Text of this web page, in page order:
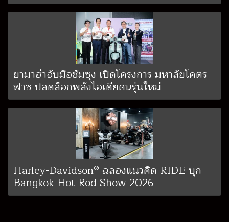
ยามาฮ่าจับมือซัมซุง เปิดโครงการ มหาลัยโคตร
ฟาซ ปลดล็อกพลังไอเดียคนรุ่นใหม่
Harley-Davidson® ฉลองแนวคิด RIDE บุก
Bangkok Hot Rod Show 2026